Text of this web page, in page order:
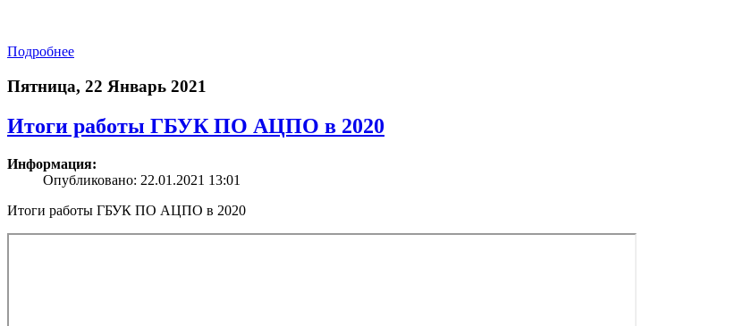
Подробнее
Пятница, 22 Январь 2021
Итоги работы ГБУК ПО АЦПО в 2020
Информация:
Опубликовано: 22.01.2021 13:01
Итоги работы ГБУК ПО АЦПО в 2020